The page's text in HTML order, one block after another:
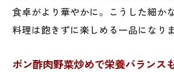
鶏胸肉ポン酢と玉ねぎで栄
ポン酢肉と大根おろしの
食卓がより華やかに。こうした細か
料理は飽きずに楽しめる一品になりま
ポン酢肉野菜炒めで栄養バランス